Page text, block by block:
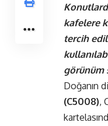
kafelere
tercih
görünüm
Doğanın
(C5008),